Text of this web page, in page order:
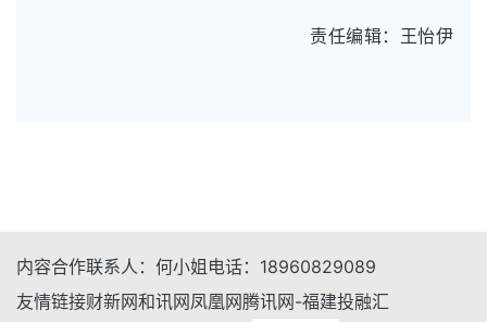
责任编辑：王怡伊
内容合作联系人： 何小姐 电话： 18960829089
友情链接财新网和讯网凤凰网腾讯网-福建投融汇